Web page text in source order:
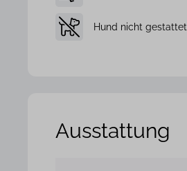
Hund nicht gestattet
Ausstattung